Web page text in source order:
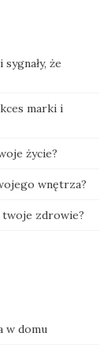
że
marki i
życie?
wnętrza?
zdrowie?
w domu